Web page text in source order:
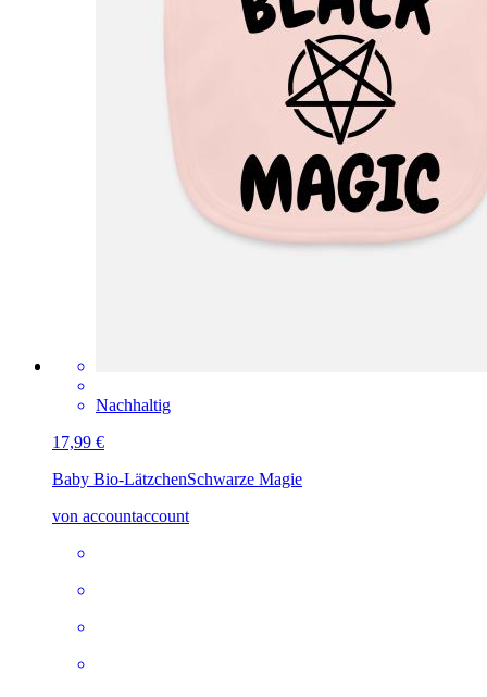
Nachhaltig
17,99 €
Baby Bio-LätzchenSchwarze Magie
von accountaccount